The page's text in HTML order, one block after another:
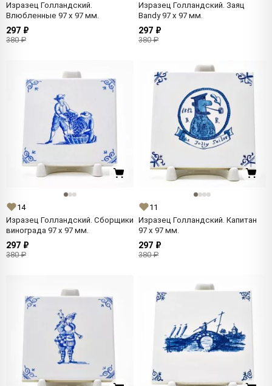
Изразец Голландский.
Влюбленные 97 x 97 мм.
297 ₽
380 ₽
Изразец Голландский. Заяц
Bandy 97 x 97 мм.
297 ₽
380 ₽
14
Изразец Голландский. Сборщики
винограда 97 x 97 мм.
297 ₽
380 ₽
11
Изразец Голландский. Капитан
97 x 97 мм.
297 ₽
380 ₽